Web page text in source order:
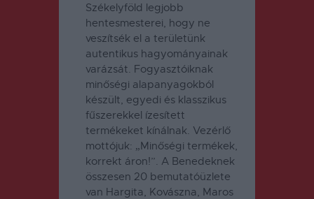
Székelyföld legjobb
hentesmesterei, hogy ne
veszítsék el a területünk
autentikus hagyományainak
varázsát. Fogyasztóiknak
minőségi alapanyagokból
készült, egyedi és klasszikus
fűszerekkel ízesített
termékeket kínálnak. Vezérlő
mottójuk: „Minőségi termékek,
korrekt áron!”. A Benedeknek
összesen 20 bemutatóüzlete
van Hargita, Kovászna, Maros